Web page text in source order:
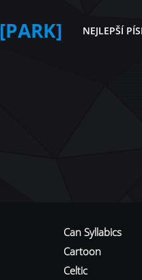
[PARK] NEJLEPŠÍ
Can Syllabics
Cartoon
Celtic